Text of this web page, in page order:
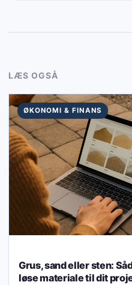
LÆS OGSÅ
ØKONOMI & FINANS
Grus, sand eller sten:
løse materiale til dit